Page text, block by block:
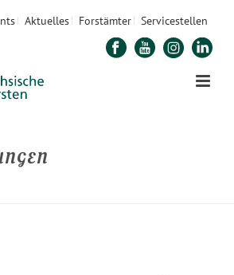
Aktuelles Forstämter Servicestellen